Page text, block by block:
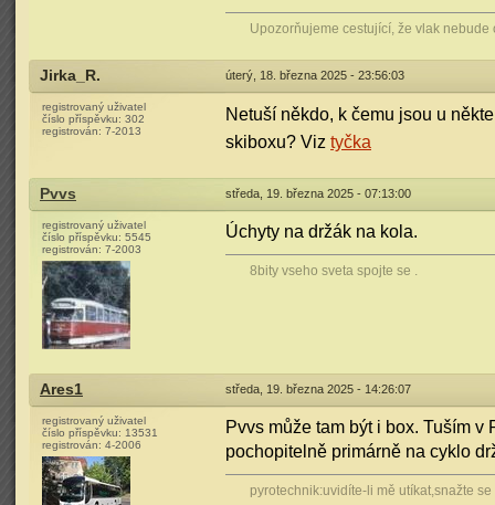
Upozorňujeme cestující, že vlak nebude
Jirka_R. úterý, 18. března 2025 - 23:56:03
registrovaný uživatel
číslo příspěvku: 302
registrován: 7-2013
Netuší někdo, k čemu jsou u
skiboxu? Viz tyčka
Pvvs středa, 19. března 2025 - 07:13:00
registrovaný uživatel
číslo příspěvku: 5545
registrován: 7-2003
Úchyty na držák na kola.
8bity vseho sveta spojte se .
Ares1 středa, 19. března 2025 - 14:26:07
registrovaný uživatel
číslo příspěvku: 13531
registrován: 4-2006
Pvvs může tam být i box. Tuším
pochopitelně primárně na cyklo
pyrotechnik:uvidíte-li mě utíkat,snažte